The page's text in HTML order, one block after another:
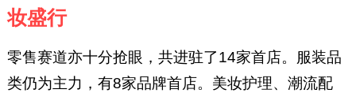
妆盛行
零售赛道亦十分抢眼，共进驻了14家首店。服装品
类仍为主力，有8家品牌首店。美妆护理、潮流配